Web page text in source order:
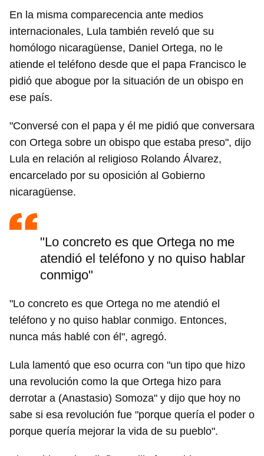
Para poder guardar como favorito, primero has de
iniciar sesión con tu cuenta de 14ymedio.
INICIAR SESIÓN CANCELAR
En la misma comparecencia ante medios
internacionales, Lula también reveló que su
homólogo nicaragüense, Daniel Ortega, no le
atiende el teléfono desde que el papa Francisco le
pidió que abogue por la situación de un obispo en
ese país.
"Conversé con el papa y él me pidió que conversara
con Ortega sobre un obispo que estaba preso", dijo
Lula en relación al religioso Rolando Álvarez,
encarcelado por su oposición al Gobierno
nicaragüense.
"Lo concreto es que Ortega no me
atendió el teléfono y no quiso hablar
conmigo"
"Lo concreto es que Ortega no me atendió el
teléfono y no quiso hablar conmigo. Entonces,
nunca más hablé con él", agregó.
Lula lamentó que eso ocurra con "un tipo que hizo
una revolución como la que Ortega hizo para
derrotar a (Anastasio) Somoza" y dijo que hoy no
sabe si esa revolución fue "porque quería el poder o
porque quería mejorar la vida de su pueblo".